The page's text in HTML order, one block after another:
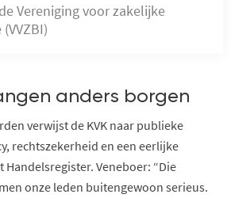
Vereniging voor zakelijke
anders borgen
verwijst de KVK naar publieke
rechtszekerheid en een eerlijke
Veneboer: “Die
onze leden buitengewoon serieus.